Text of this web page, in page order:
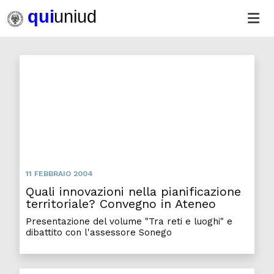
11 FEBBRAIO 2004
Quali innovazioni nella pianificazione
territoriale? Convegno in Ateneo
Presentazione del volume "Tra reti e luoghi" e
dibattito con l'assessore Sonego